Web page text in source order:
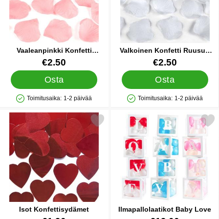
Vaaleanpinkki Konfetti
Ruusun Terälehti
Tuote.nro 12385
€2.50
Osta
Saatavuus: Varastossa
Toimitusaika: 1-2 päivää
Valkoinen Konfetti Ruusun
Terälehti
Tuote.nro 12392
€2.50
Osta
Saatavuus: Varastossa
Toimitusaika: 1-2 päivää
Isot Konfettisydämet
Merkitse isot Konfettisydämet suosikiksi
Ilmapallolaatikot Baby Love
Merkitse ilmapallolaatikot